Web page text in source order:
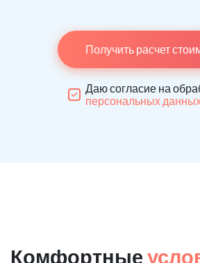
Получить расчет
Даю согласие на
персональных
Комфортные